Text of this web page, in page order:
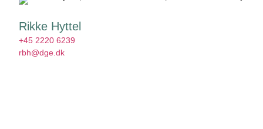
Rikke Hyttel
+45 2220 6239
rbh@dge.dk